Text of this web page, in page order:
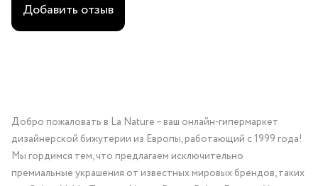
Добавить отзыв
Добро пожаловать в La Nature – ваш онлайн-гипермаркет
дизайнерской бижутерии из Европы, работающий с 1999 года!
Мы гордимся тем, что предлагаем исключительно
премиальные украшения от известных мировых брендов, таких